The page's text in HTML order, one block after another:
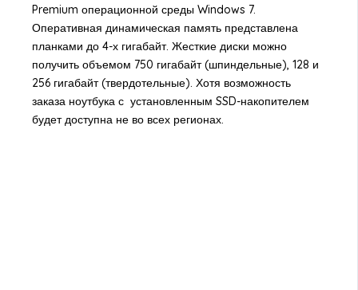
Premium операционной среды Windows 7.
Оперативная динамическая память представлена
планками до 4-х гигабайт. Жесткие диски можно
получить объемом 750 гигабайт (шпиндельные), 128 и
256 гигабайт (твердотельные). Хотя возможность
заказа ноутбука с установленным SSD-накопителем
будет доступна не во всех регионах.